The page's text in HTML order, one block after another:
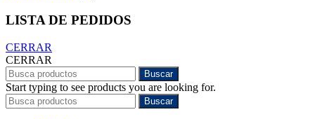
LISTA DE PEDIDOS
CERRAR
CERRAR
Buscar
Start typing to see products you are looking for.
Buscar